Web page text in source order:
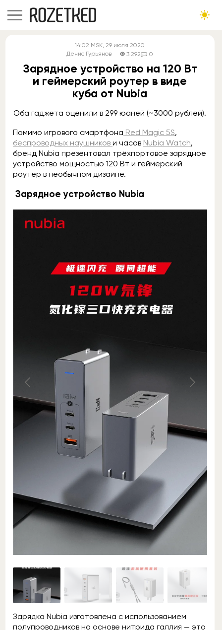
14:02 MSK, 29 июля 2020
Денис Гурьянов
3 292 0
Зарядное устройство на 120 Вт
и геймерский роутер в виде
куба от Nubia
Оба гаджета оценили в 299 юаней (~3000 рублей).
Помимо игрового смартфона Red Magic 5S,
беспроводных наушников и часов Nubia Watch,
бренд Nubia презентовал трёхпортовое зарядное
устройство мощностью 120 Вт и геймерский
роутер в необычном дизайне.
Зарядное устройство Nubia
Зарядка Nubia изготовлена с использованием
полупроводников на основе нитрида галлия — это